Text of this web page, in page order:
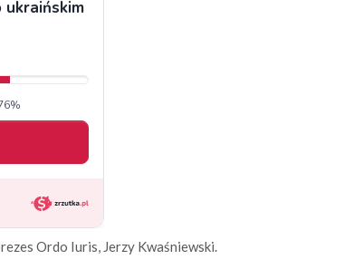
Ordo Iuris, Jerzy Kwaśniewski.